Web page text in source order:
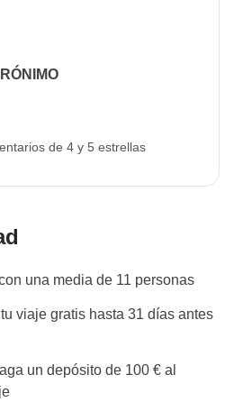
de 4 y 5 estrellas
una media de 11 personas
viaje gratis hasta 31 días antes
un depósito de 100 € al